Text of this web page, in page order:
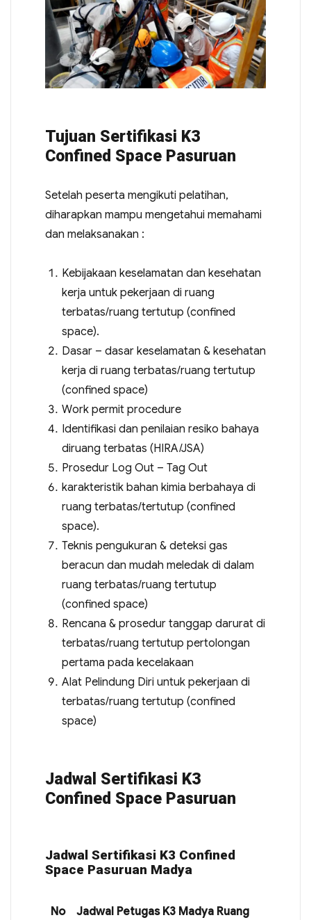
Tujuan Sertifikasi K3
Confined Space Pasuruan
Setelah peserta mengikuti pelatihan,
diharapkan mampu mengetahui memahami
dan melaksanakan :
Kebijakaan keselamatan dan kesehatan
kerja untuk pekerjaan di ruang
terbatas/ruang tertutup (confined
space).
Dasar – dasar keselamatan & kesehatan
kerja di ruang terbatas/ruang tertutup
(confined space)
Work permit procedure
Identifikasi dan penilaian resiko bahaya
diruang terbatas (HIRA/JSA)
Prosedur Log Out – Tag Out
karakteristik bahan kimia berbahaya di
ruang terbatas/tertutup (confined
space).
Teknis pengukuran & deteksi gas
beracun dan mudah meledak di dalam
ruang terbatas/ruang tertutup
(confined space)
Rencana & prosedur tanggap darurat di
terbatas/ruang tertutup pertolongan
pertama pada kecelakaan
Alat Pelindung Diri untuk pekerjaan di
terbatas/ruang tertutup (confined
space)
Jadwal Sertifikasi K3
Confined Space Pasuruan
Jadwal Sertifikasi K3 Confined
Space Pasuruan Madya
No Jadwal Petugas K3 Madya Ruang